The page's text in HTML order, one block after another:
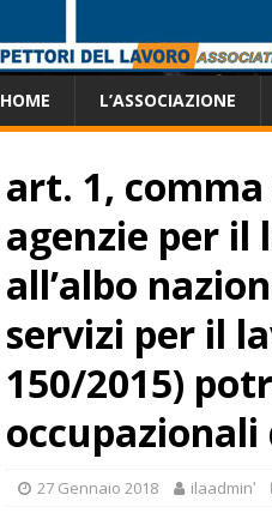
HOME L’ASSOCIAZIONE
art. 1, comma
agenzie per il
all’albo
servizi per il
150/2015)
27 Gennaio 2018 ilaadminʹ